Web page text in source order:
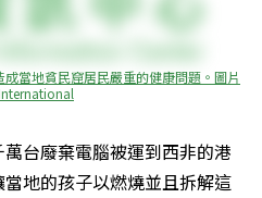
當地貧民窟居民嚴重的健康問題。圖片
台廢棄電腦被運到西非的港
地的孩子以燃燒並且拆解這